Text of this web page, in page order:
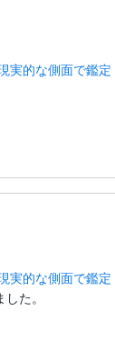
実的な側面で鑑定
実的な側面で鑑定
た。